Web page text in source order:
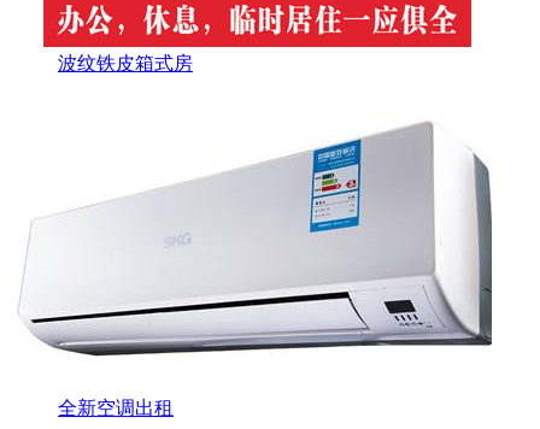
波纹铁皮箱式房
全新空调出租